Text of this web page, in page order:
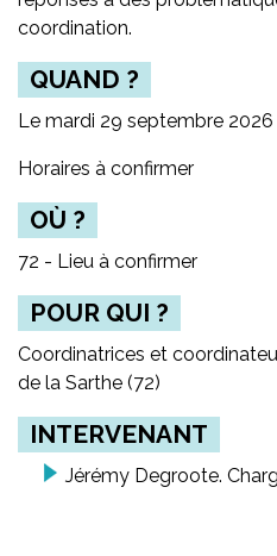
coordination.
QUAND ?
Le mardi 29 septembre 2026
Horaires à confirmer
OÙ ?
72 - Lieu à confirmer
POUR QUI ?
Coordinatrices et
de la Sarthe (72)
INTERVENANT
Jérémy Degroote.